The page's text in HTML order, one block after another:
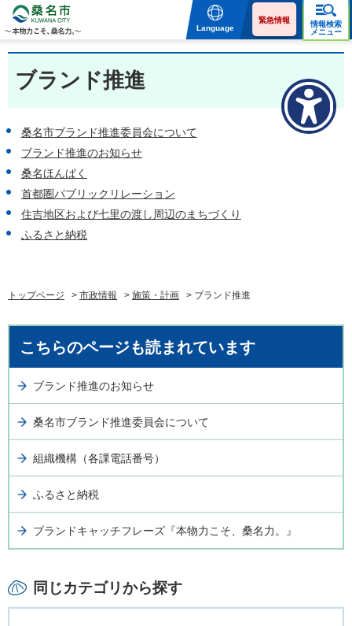
物力こそ、桑名力。
Language
緊急情報
情報検索
メニュー
ブランド推進
桑名市ブランド推進委員会について
ブランド推進のお知らせ
桑名ほんぱく
首都圏パブリックリレーション
住吉地区および七里の渡し周辺のまちづくり
ふるさと納税
トップページ > 市政情報 > 施策・計画 > ブランド推進
こちらのページも読まれています
ブランド推進のお知らせ
桑名市ブランド推進委員会について
組織機構（各課電話番号）
ふるさと納税
ブランドキャッチフレーズ『本物力こそ、桑名力。』
同じカテゴリから探す